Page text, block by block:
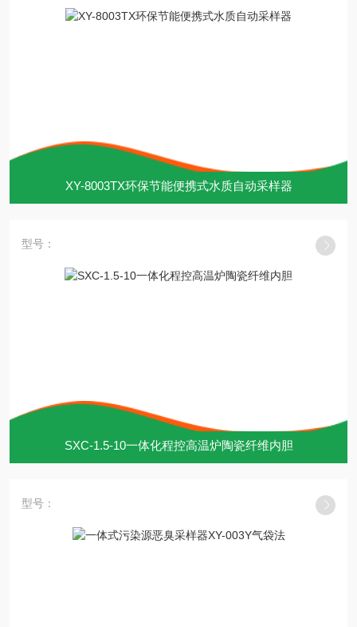
XY-8003TX环保节能便携式水质自动采样器
型号：
SXC-1.5-10一体化程控高温炉陶瓷纤维内胆
型号：